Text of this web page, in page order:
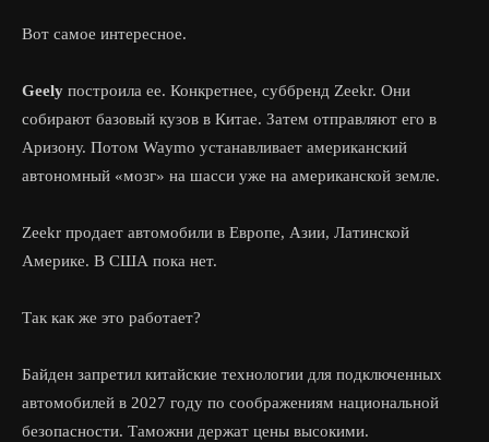
Вот самое интересное.
Geely построила ее. Конкретнее, суббренд Zeekr. Они
собирают базовый кузов в Китае. Затем отправляют его в
Аризону. Потом Waymo устанавливает американский
автономный «мозг» на шасси уже на американской земле.
Zeekr продает автомобили в Европе, Азии, Латинской
Америке. В США пока нет.
Так как же это работает?
Байден запретил китайские технологии для подключенных
автомобилей в 2027 году по соображениям национальной
безопасности. Таможни держат цены высокими.